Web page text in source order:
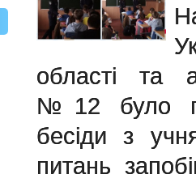
області та
№12 було
бесіди з
питань